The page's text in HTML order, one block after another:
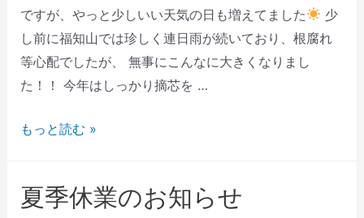
ですが、やっと少しいい天気の日も増えてました
少
し前に福知山では珍しく連日雨が続いており、根腐れ
等心配でしたが、 無事にこんなに大きくなりまし
た！！ 今年はしっかり摘芯を …
もっと読む »
夏季休業のお知らせ